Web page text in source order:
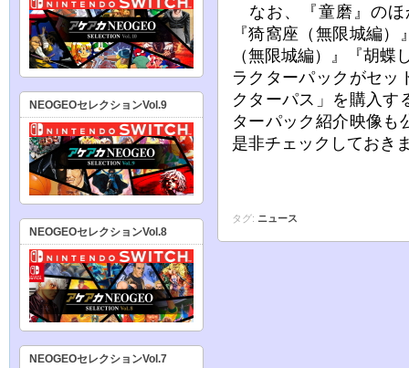
なお、『童磨』のほ
『猗窩座（無限城編
（無限城編）』『胡
ラクターパックがセ
クターパス」を購入す
ターパック紹介映像も
是非チェックしておき
タグ: ニュース
NEOGEOセレクションVol.9
NEOGEOセレクションVol.8
NEOGEOセレクションVol.7